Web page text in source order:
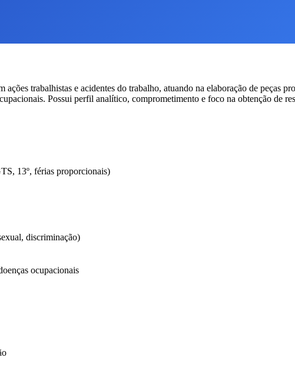
trabalhistas e acidentes do trabalho, atuando na elaboração de peças
Possui perfil analítico, comprometimento e foco na obtenção de
13º, férias proporcionais)
discriminação)
ocupacionais